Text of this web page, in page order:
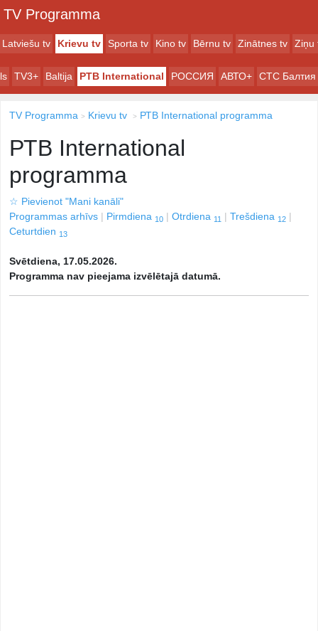
TV Programma
Latviešu tv Krievu tv Sporta tv Kino tv Bērnu tv Zinātnes tv Ziņu
TV3+ Baltija РТB International РОССИЯ АВТО+ СТС Балтия
TV Programma Krievu tv РТB International programma
РТB International
programma
☆ Pievienot "Mani kanāli"
Programmas arhīvs
Pirmdiena 10 Otrdiena 11 Trešdiena 12
Ceturtdien 13
Svētdiena, 17.05.2026.
Programma nav pieejama izvēlētajā datumā.